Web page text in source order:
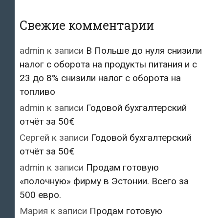
Свежие комментарии
admin к записи В Польше до нуля снизили
налог с оборота на продукты питания и с
23 до 8% снизили налог с оборота на
топливо
admin к записи Годовой бухгалтерский
отчёт за 50€
Сергей к записи Годовой бухгалтерский
отчёт за 50€
admin к записи Продам готовую
«полочную» фирму в Эстонии. Всего за
500 евро.
Мария к записи Продам готовую